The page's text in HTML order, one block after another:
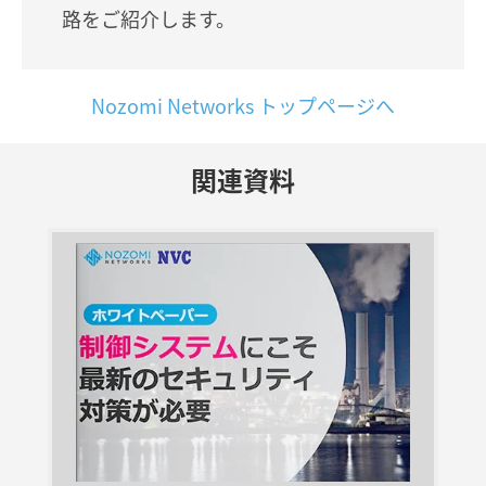
路をご紹介します。
Nozomi Networks トップページへ
関連資料